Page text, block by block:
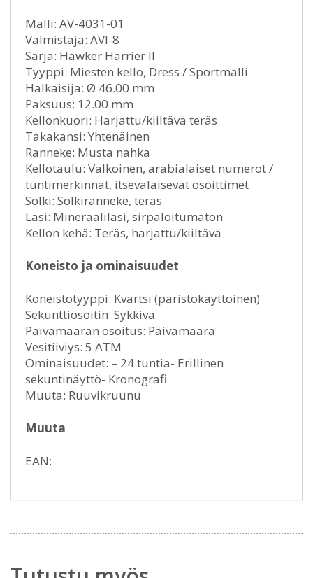
Malli: AV-4031-01
Valmistaja: AVI-8
Sarja: Hawker Harrier II
Tyyppi: Miesten kello, Dress / Sportmalli
Halkaisija: Ø 46.00 mm
Paksuus: 12.00 mm
Kellonkuori: Harjattu/kiiltävä teräs
Takakansi: Yhtenäinen
Ranneke: Musta nahka
Kellotaulu: Valkoinen, arabialaiset numerot /
tuntimerkinnät, itsevalaisevat osoittimet
Solki: Solkiranneke, teräs
Lasi: Mineraalilasi, sirpaloitumaton
Kellon kehä: Teräs, harjattu/kiiltävä
Koneisto ja ominaisuudet
Koneistotyyppi: Kvartsi (paristokäyttöinen)
Sekunttiosoitin: Sykkivä
Päivämäärän osoitus: Päivämäärä
Vesitiiviys: 5 ATM
Ominaisuudet: – 24 tuntia- Erillinen
sekuntinäyttö- Kronografi
Muuta: Ruuvikruunu
Muuta
EAN: